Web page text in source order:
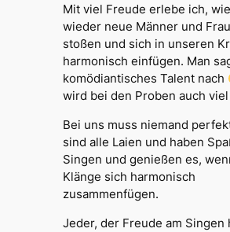
Mit viel Freude erlebe ich,
wieder neue Männer und
stoßen und sich in unseren
harmonisch einfügen. Man
komödiantisches Talent nach
wird bei den Proben auch
Bei uns muss niemand
sind alle Laien und haben
Singen und genießen es,
Klänge sich harmonisch
zusammenfügen.
Jeder, der Freude am Singen